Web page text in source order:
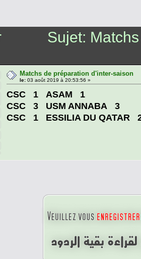
Sujet:
Matchs de préparation d'inter-saison
le: 03 août 2019 à 20:53:56 »
CSC 1 ASAM 1
CSC 3 USM ANNABA 3
CSC 1 ESSILIA DU QATAR